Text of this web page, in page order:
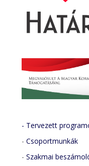
- Tervezett
-Csoportmunkák
-Szakmai